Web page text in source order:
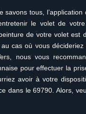
savons tous,
le volet de
de votre volet est
au cas où vous
nous vous
pour effectuer la
avoir à votre
dans le 69790. Alors,